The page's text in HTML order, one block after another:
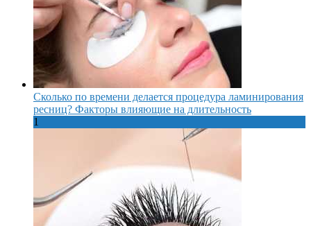
Сколько по времени делается процедура ламинирования
ресниц? Факторы влияющие на длительность
1